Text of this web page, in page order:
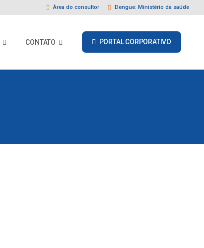
Área do consultor Dengue: Ministério da saúde
CONTATO PORTAL CORPORATIVO